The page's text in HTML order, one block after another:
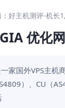
好主机测评-机长
优化
家国外VPS主
）、CU（